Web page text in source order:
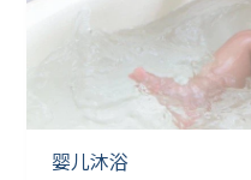
婴儿沐浴